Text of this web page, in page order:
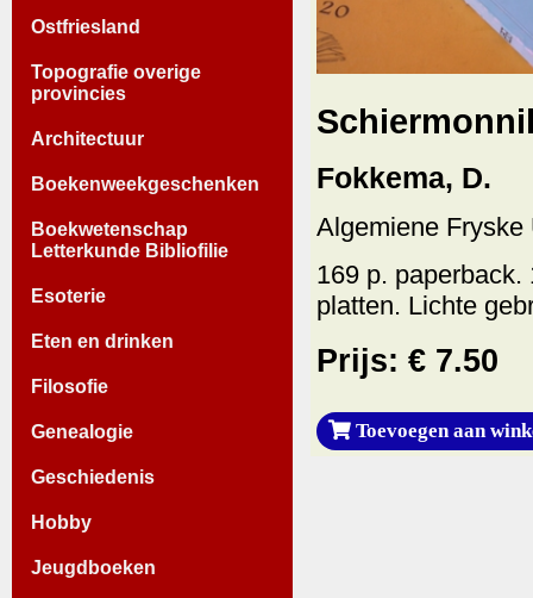
Ostfriesland
Topografie overige
provincies
Architectuur
Boekenweekgeschenken
Boekwetenschap
Letterkunde Bibliofilie
Esoterie
Eten en drinken
Filosofie
Genealogie
Geschiedenis
Hobby
Jeugdboeken
Fokkema, D.
Algemiene
169 p.
platten. Lichte
Prijs: € 7.50
Toevoegen aan